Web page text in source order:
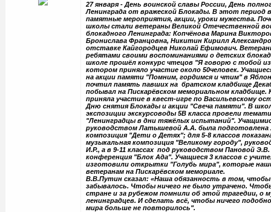
27 января - День воинской славы России, День
Ленинграда от вражеской Блокады. В этот период
памятные мероприятия, акции, уроки мужества.
школы стали ветераны Великой Отечественной
блокадного Ленинграда: Копчёнова Марина
Бронислава Францовна, Никитин Кирилл
отставке Кайгородцев Николай Ефимович.
ребятами своими воспоминаниями о детских
школе прошёл конкурс чтецов "Я говорю с тобой
котором приняло участие около 50человек.
на акции памяти "Помним, гордимся и чтим" в
почтил память павших на братском кладбище
побывал на Пискарёвском мемориальном кладбище.
приняла участие в квест-игре по Васильевскому
Дню снятия Блокады и акции "Свеча памяти". В
экспозиции экскурсоводы 5В класса провели
"Ленинградцы в дни тяжёлых испытаний".
руководством Латышевой А.А. была подготовлена
композиция "Дети о Детях"; для 5-8 классов
музыкальная композиция "Великому городу",
И.Р., а в 9-11 классах под руководством Пановой Э.В.
конференция "Блок Ада". Учащиеся 3 классов с
изготовили открытки "Голубь мира", которые
ветеранам на Пискарёвском мемориале.
В.В.Путин сказал: «Наша обязанность в том, чтобы
забывалось. Чтобы ничего не было утрачено.
стране и за рубежом помнили об этой трагедии, о
ленинградцев. И сделать всё, чтобы ничего
мира больше не повторилось".